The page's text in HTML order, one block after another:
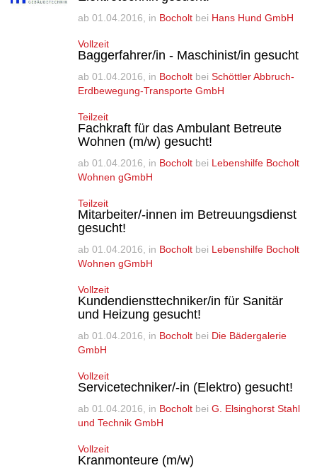
ab 01.04.2016 , in Bocholt bei Hans Hund GmbH
Vollzeit
Baggerfahrer/in - Maschinist/in gesucht
ab 01.04.2016 , in Bocholt bei Schöttler Abbruch-
Erdbewegung-Transporte GmbH
Teilzeit
Fachkraft für das Ambulant Betreute
Wohnen (m/w) gesucht!
ab 01.04.2016 , in Bocholt bei Lebenshilfe Bocholt
Wohnen gGmbH
Teilzeit
Mitarbeiter/-innen im Betreuungsdienst
gesucht!
ab 01.04.2016 , in Bocholt bei Lebenshilfe Bocholt
Wohnen gGmbH
Vollzeit
Kundendiensttechniker/in für Sanitär
und Heizung gesucht!
ab 01.04.2016 , in Bocholt bei Die Bädergalerie
GmbH
Vollzeit
Servicetechniker/-in (Elektro) gesucht!
ab 01.04.2016 , in Bocholt bei G. Elsinghorst Stahl
und Technik GmbH
Vollzeit
Kranmonteure (m/w)